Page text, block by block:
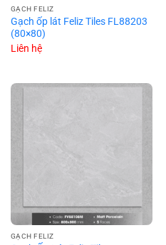
GẠCH FELIZ
Gạch ốp lát Feliz Tiles FL88203
(80×80)
Liên hệ
GẠCH FELIZ